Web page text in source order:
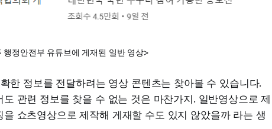
행정안전부 유튜브에 게재된 일반 영상>
한 정보를 전달하려는 영상 콘텐츠는 찾아볼 수 있습니다.
관련 정보를 찾을 수 없는 것은 마찬가지. 일반영상으로 제
쇼츠영상으로 제작해 게재할 수도 있지 않았을까 라는 생